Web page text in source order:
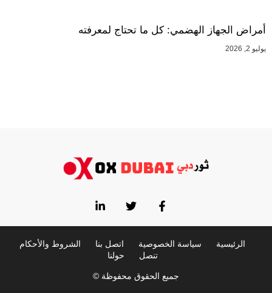
أمراض الجهاز الهضمي: كل ما تحتاج لمعرفته
يوليو 2, 2026
الرئيسية سياسة الخصوصية اتصل بنا
الشروط والأحكام
تنصل
حولنا
جميع الحقوق محفوظة ©